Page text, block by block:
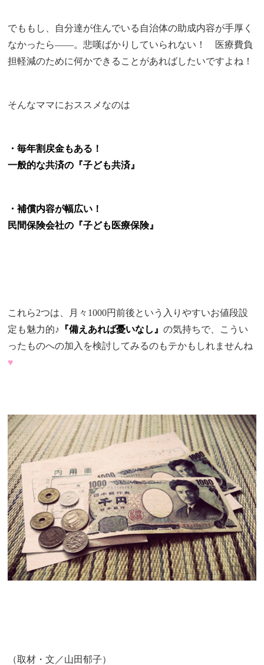
でももし、自分達が住んでいる自治体の助成内容が手厚く
なかったら――。悲嘆ばかりしていられない！ 医療費負
担軽減のために何かできることがあればしたいですよね！
そんなママにおススメなのは
・毎年割戻金もある！
一般的な共済の『子ども共済』
・補償内容が幅広い！
民間保険会社の『子ども医療保険』
これら2つは、月々1000円前後という入りやすいお値段設
定も魅力的♪ 『備えあれば憂いなし』の気持ちで、こうい
ったものへの加入を検討してみるのもテかもしれませんね
♥
（取材・文／山田郁子）